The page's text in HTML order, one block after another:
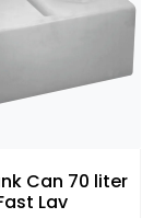
Can 70 liter
Lav